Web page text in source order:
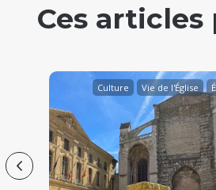
Ces
Culture Vie de l'Église
Previous